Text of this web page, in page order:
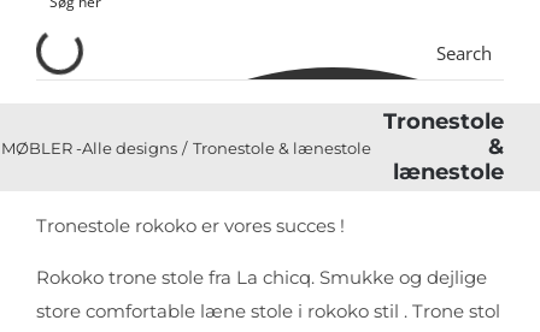
Search
Tronestole
&
lænestole
MØBLER -Alle designs Tronestole & lænestole
Tronestole rokoko er vores succes !
Rokoko trone stole fra La chicq. Smukke og dejlige
store comfortable læne stole i rokoko stil . Trone stol